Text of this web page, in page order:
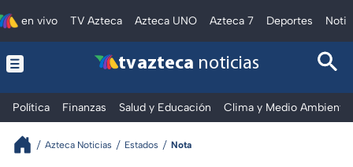
en vivo TV Azteca Azteca UNO Azteca 7 Deportes
tv azteca noticias
Política Finanzas Salud y Educación Clima y Medio Ambiente
Azteca Noticias Estados Nota